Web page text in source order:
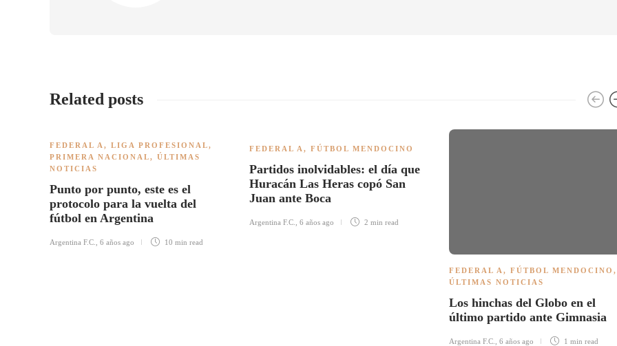
Related posts
FEDERAL A , LIGA PROFESIONAL,
PRIMERA NACIONAL, ÚLTIMAS
NOTICIAS
Punto por punto, este es el
protocolo para la vuelta del
fútbol en Argentina
Argentina F.C. 6 años ago 10 min read
FEDERAL A , FÚTBOL MENDOCINO
Partidos inolvidables: el día que
Huracán Las Heras copó San
Juan ante Boca
Argentina F.C. 6 años ago 2 min read
FEDERAL A , FÚTBOL MENDOCINO ,
ÚLTIMAS NOTICIAS
Los hinchas del Globo en el
último partido ante Gimnasia
Argentina F.C. 6 años ago 1 min read